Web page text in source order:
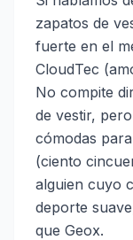
zapatos de
fuerte en el
CloudTec
No compite
de vestir,
cómodas
(ciento
alguien cuyo
deporte
que Geox.